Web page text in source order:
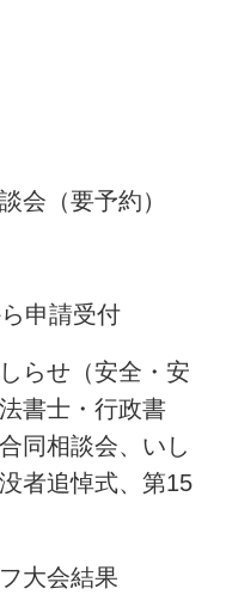
会（要予約）
申請受付
らせ（安全・安
書士・行政書
同相談会、いし
者追悼式、第15
大会結果